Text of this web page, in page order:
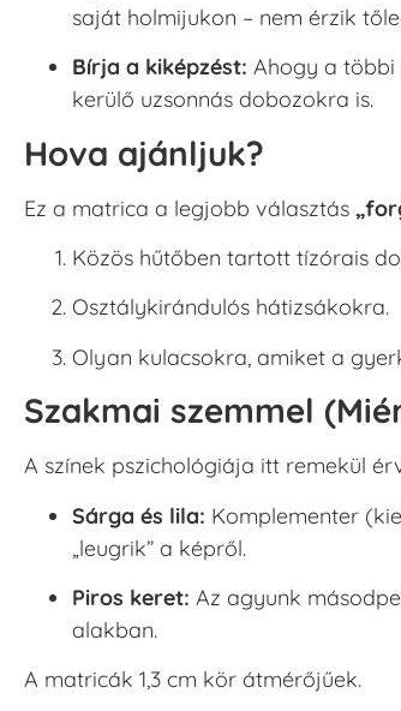
saját holmijukon – nem érzik
Bírja a kiképzést: Ahogy a többi
kerülő uzsonnás dobozokra is.
Hova ajánljuk?
Ez a matrica a legjobb választás
Közös hűtőben tartott tízórais
Osztálykirándulós hátizsákokra.
Olyan kulacsokra, amiket a
Szakmai szemmel
A színek pszichológiája itt remekül
Sárga és lila: Komplementer
„leugrik” a képről.
Piros keret: Az agyunk
alakban.
A matricák 1,3 cm kör átmérőjűek.